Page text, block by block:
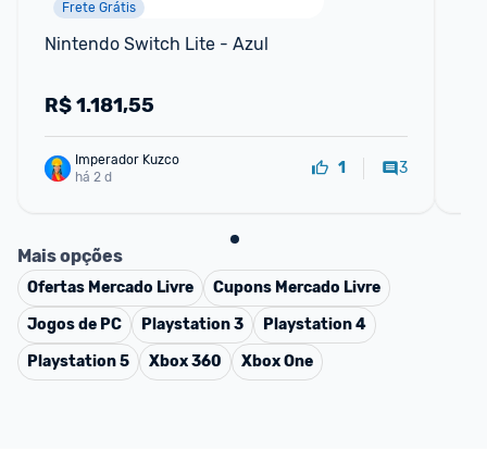
Frete Grátis
Nintendo Switch Lite - Azul
R$1.181,55
Imperador Kuzco
há 2 d
1 3
Mais opções
Ofertas Mercado Livre Cupons Mercado Livre
Jogos de PC
Playstation 3
Playstation 4
Playstation 5
Xbox 360 Xbox One